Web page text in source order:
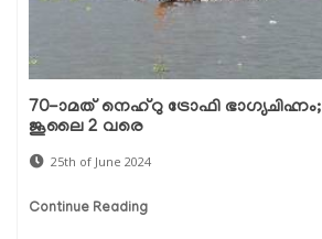
70-ാമത് നെഹ്റു ട്രോഫി
ജൂലൈ 2 വരെ
25th of June 2024
Continue Reading